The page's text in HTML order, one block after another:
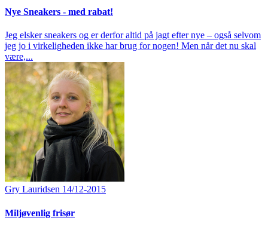
Nye Sneakers - med rabat!
Jeg elsker sneakers og er derfor altid på jagt efter nye – også selvom
jeg jo i virkeligheden ikke har brug for nogen! Men når det nu skal
være,...
Gry Lauridsen 14/12-2015
Miljøvenlig frisør